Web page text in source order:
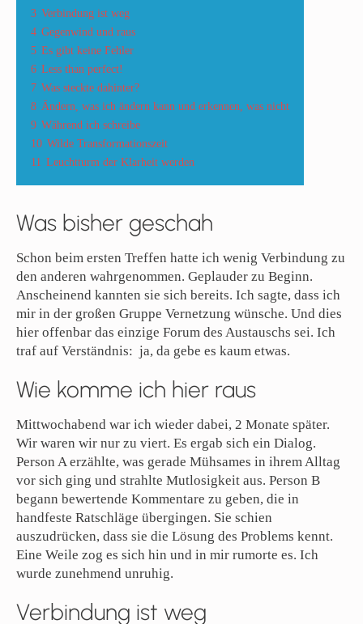
3 Verbindung ist weg
4 Gegenwind und raus
5 Es gibt keine Fehler
6 Less than perfect!
7 Was steckte dahinter?
8 Ändern, was ich ändern kann und erkennen, was nicht
9 Während ich schreibe
10 Wilde Transformationszeit
11 Leuchtturm der Klarheit werden
Was bisher geschah
Schon beim ersten Treffen hatte ich wenig Verbindung zu
den anderen wahrgenommen. Geplauder zu Beginn.
Anscheinend kannten sie sich bereits. Ich sagte, dass ich
mir in der großen Gruppe Vernetzung wünsche. Und dies
hier offenbar das einzige Forum des Austauschs sei. Ich
traf auf Verständnis: ja, da gebe es kaum etwas.
Wie komme ich hier raus
Mittwochabend war ich wieder dabei, 2 Monate später.
Wir waren wir nur zu viert. Es ergab sich ein Dialog.
Person A erzählte, was gerade Mühsames in ihrem Alltag
vor sich ging und strahlte Mutlosigkeit aus. Person B
begann bewertende Kommentare zu geben, die in
handfeste Ratschläge übergingen. Sie schien
auszudrücken, dass sie die Lösung des Problems kennt.
Eine Weile zog es sich hin und in mir rumorte es. Ich
wurde zunehmend unruhig.
Verbindung ist weg